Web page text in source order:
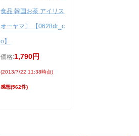
食品 韓国お茶 アイリス
オーヤマ〕 【0628dr_c
o】
価格:1,790円
(2013/7/22 11:38時点)
感想(562件)